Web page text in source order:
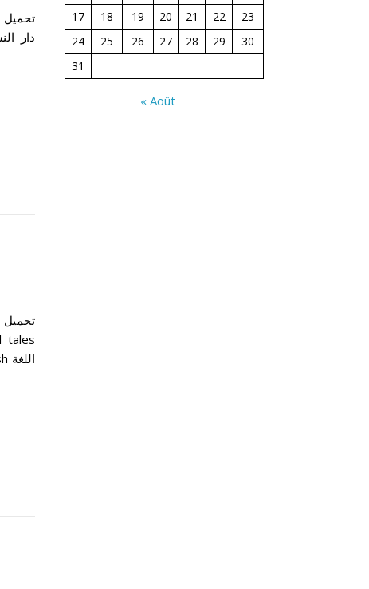
17
18 19 20 21 22
23
24
25 26 27 28 29
30
31
« Août